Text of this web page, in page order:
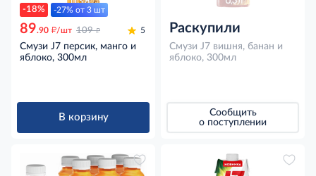
-18% -27% от 3 шт
89.90 д/шт 109 д 5
Смузи J7 персик, манго и
яблоко, 300мл
В корзину
Раскупили
Смузи J7 вишня, банан и
яблоко, 300мл
Сообщить
о поступлении